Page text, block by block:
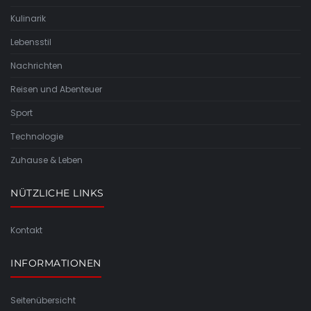
Kulinarik
Lebensstil
Nachrichten
Reisen und Abenteuer
Sport
Technologie
Zuhause & Leben
NÜTZLICHE LINKS
Kontakt
INFORMATIONEN
Seitenübersicht